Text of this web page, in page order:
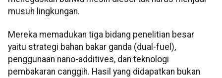
musuh lingkungan.
Mereka memadukan tiga bidang penelitian besar
yaitu strategi bahan bakar ganda (dual-fuel),
penggunaan nano-additives, dan teknologi
pembakaran canggih. Hasil yang didapatkan bukan